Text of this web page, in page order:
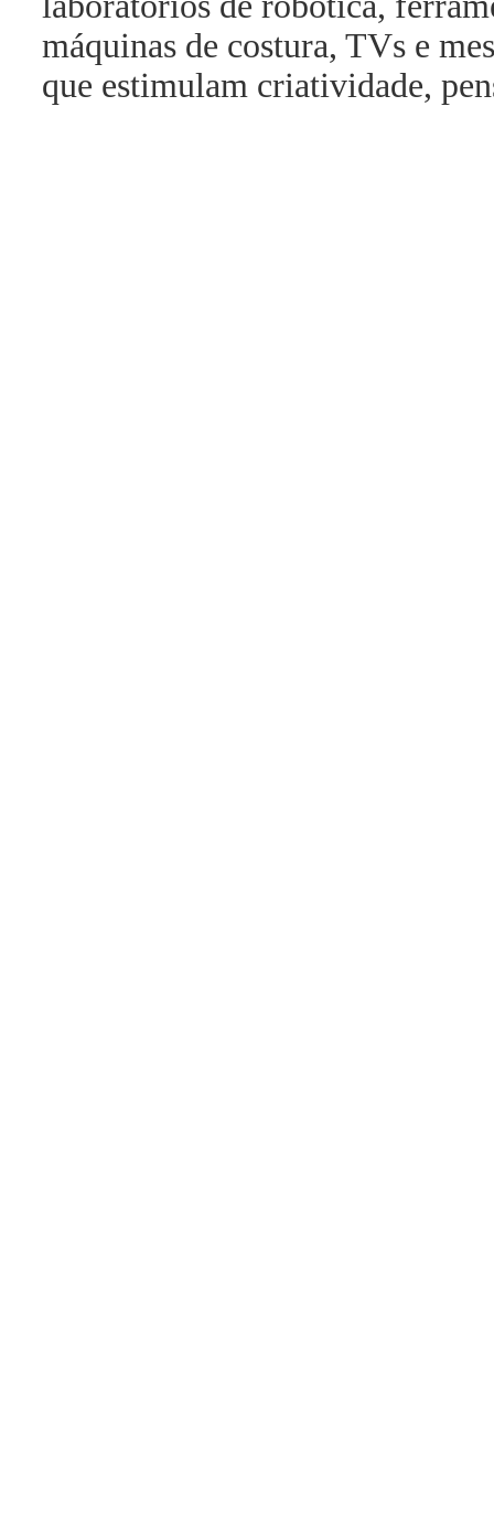
máquinas de costura, TVs e
que estimulam criatividade,